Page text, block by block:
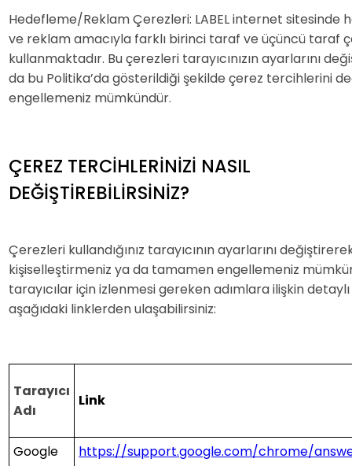
Hedefleme/Reklam Çerezleri: LABEL internet sitesinde
ve reklam amacıyla farklı birinci taraf ve üçüncü taraf
kullanmaktadır. Bu çerezleri tarayıcınızın ayarlarını
da bu Politika’da gösterildiği şekilde çerez tercihlerini
engellemeniz mümkündür.
ÇEREZ TERCİHLERİNİZİ NASIL
DEĞİŞTİREBİLİRSİNİZ?
Çerezleri kullandığınız tarayıcının ayarlarını
kişiselleştirmeniz ya da tamamen engellemeniz
tarayıcılar için izlenmesi gereken adımlara ilişkin
aşağıdaki linklerden ulaşabilirsiniz:
Tarayıcı
Adı
Link
Google
https://support.google.com/chrome/